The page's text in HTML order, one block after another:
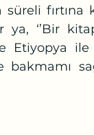
ya, ‘’Bir
Etiyopya
bakmamı